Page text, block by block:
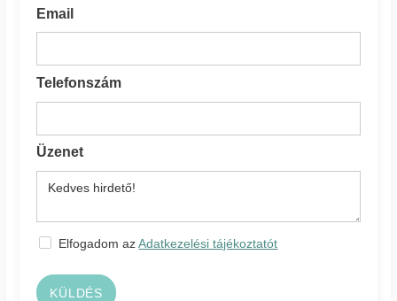
Email
Telefonszám
Üzenet
Elfogadom azAdatkezelési tájékoztatót
KÜLDÉS